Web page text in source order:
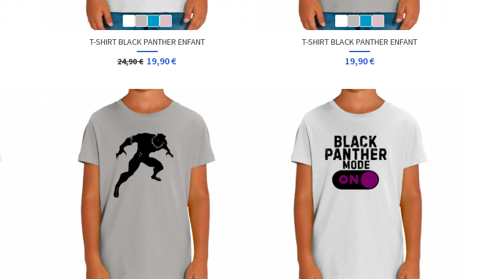
T-SHIRT BLACK PANTHER ENFANT
24,90 € 19,90 €
T-SHIRT BLACK PANTHER ENFANT
19,90 €